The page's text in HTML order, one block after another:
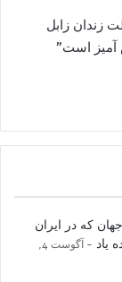
زندان زابل
آمیز است”
که در ایران
یاد
آگوست 4,